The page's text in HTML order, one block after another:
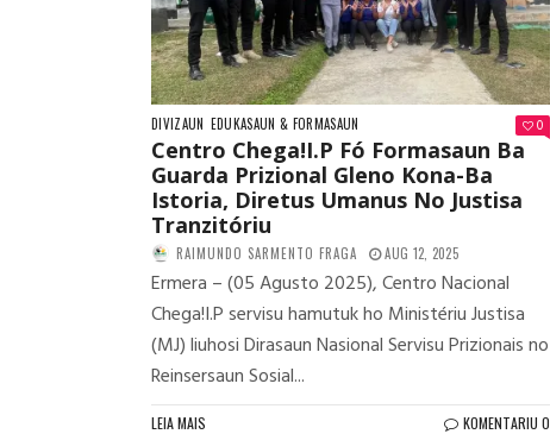
DIVIZAUN EDUKASAUN & FORMASAUN 0
Centro Chega!I.P Fó Formasaun Ba
Guarda Prizional Gleno Kona-Ba
Istoria, Diretus Umanus No Justisa
Tranzitóriu
RAIMUNDO SARMENTO FRAGA AUG 12, 2025
Ermera – (05 Agusto 2025), Centro Nacional
Chega!I.P servisu hamutuk ho Ministériu Justisa
(MJ) liuhosi Dirasaun Nasional Servisu Prizionais no
Reinsersaun Sosial...
LEIA MAIS KOMENTARIU 0